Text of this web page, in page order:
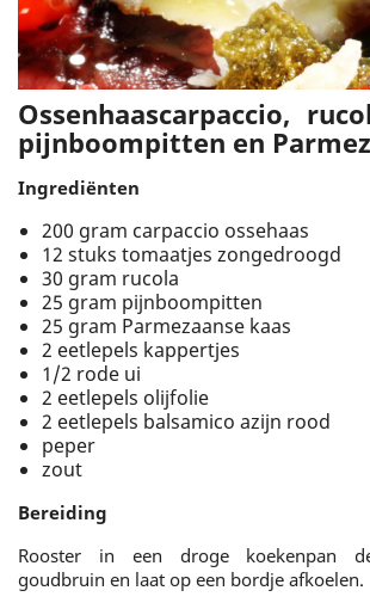
Ossenhaascarpaccio,
pijnboompitten en
Ingrediënten
200 gram carpaccio ossehaas
12 stuks tomaatjes zongedroogd
30 gram rucola
25 gram pijnboompitten
25 gram Parmezaanse kaas
2 eetlepels kappertjes
1/2 rode ui
2 eetlepels olijfolie
2 eetlepels balsamico azijn rood
peper
zout
Bereiding
Rooster in een droge koekenpan
goudbruin en laat op een bordje afkoelen.